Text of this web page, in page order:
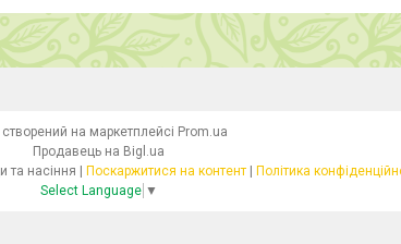
на маркетплейсі Prom.ua
Продавець на Bigl.ua
Health- Трав'яні збори, коріння, плоди та насіння | Поскаржитися на контент | Політика
Select Language ▼